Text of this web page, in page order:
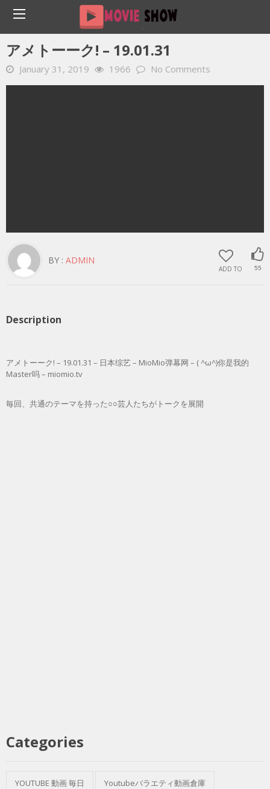
Home YOUTUBE 動画 毎日 アメトーーク! – 19.01.31
アメトーーク! – 19.01.31
January 31, 2019 1966 No Comments
ADD TO 55
BY : ADMIN
Description
アメトーーク! – 19.01.31 – 日本综艺 – MioMio弹幕网 – ( ^ω^)你是我的
Master吗 – miomio.tv
毎回、共通のテーマを持った○○芸人たちがトークを展開
Categories
YOUTUBE 動画 毎日 Youtubeバラエティ動画倉庫